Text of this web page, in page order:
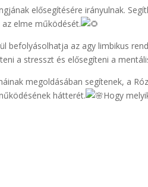
elősegítésére irányulnak.
elme működését.
befolyásolhatja az agy limbikus
a stresszt és elősegíteni a
megoldásában segítenek, a
hátterét.
Hogy